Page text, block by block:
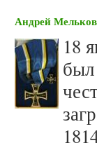
Андрей
18